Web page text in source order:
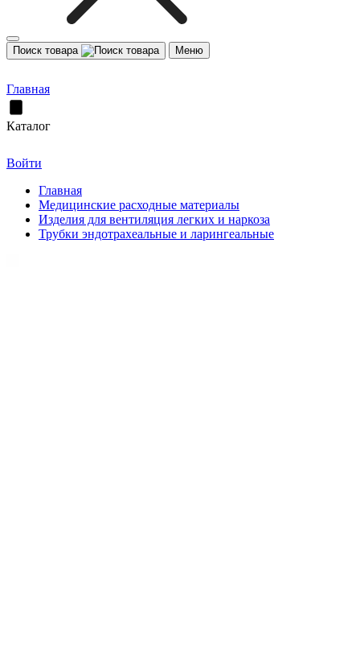
Поиск товара Меню
Главная
Каталог
Войти
Главная
Медицинские расходные материалы
Изделия для вентиляция легких и наркоза
Трубки эндотрахеальные и ларингеальные